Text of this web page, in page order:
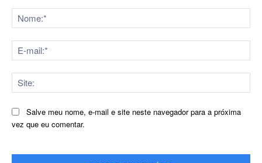
Salve meu nome, e-mail e site neste navegador para a próxima
vez que eu comentar.